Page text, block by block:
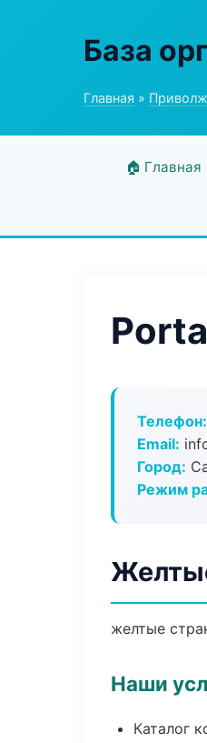
База
Главная »
🏠 Главная
Телефон:
Email:
Город:
Режим
желтые
Наши
Каталог